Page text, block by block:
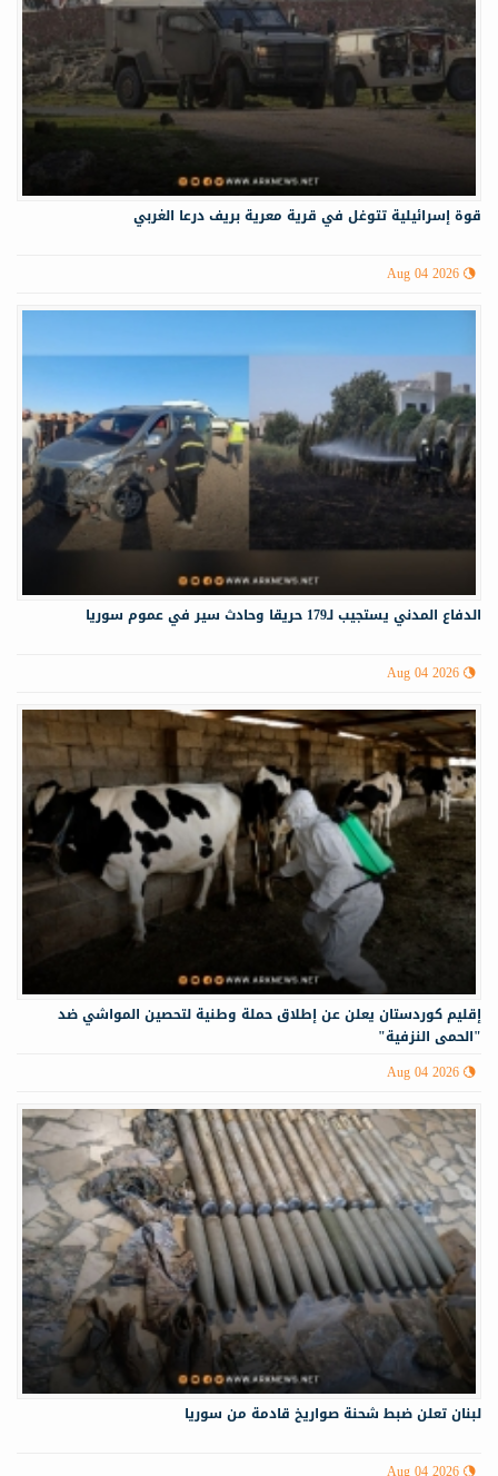
قوة إسرائيلية تتوغل في قرية معرية بريف درعا الغربي
Aug 04 2026
الدفاع المدني يستجيب لـ179 حريقا وحادث سير في عموم سوريا
Aug 04 2026
إقليم كوردستان يعلن عن إطلاق حملة وطنية لتحصين المواشي ضد
"الحمى النزفية"
Aug 04 2026
لبنان تعلن ضبط شحنة صواريخ قادمة من سوريا